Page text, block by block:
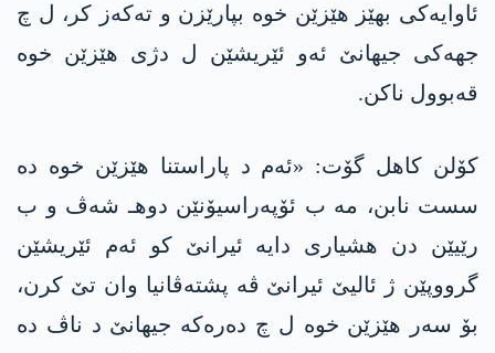
ئاوایەکی بهێز هێزێن خوە بپارێزن و تەکەز کر، ل چ
جهەکی جیهانێ ئەو ئێریشێن ل دژی هێزێن خوە
قەبوول ناکن.
كۆلن کاهل گۆت: «ئەم د پاراستنا هێزێن خوە دە
سست نابن، مە ب ئۆپەراسیۆنێن دوهـ شەڤ و ب
رێیێن دن هشیاری دایە ئیرانێ کو ئەم ئێریشێن
گرووپێن ژ ئالیێ ئیرانێ ڤە پشتەڤانیا وان تێ کرن،
بۆ سەر هێزێن خوە ل چ دەرەکە جیهانێ د ناڤ دە